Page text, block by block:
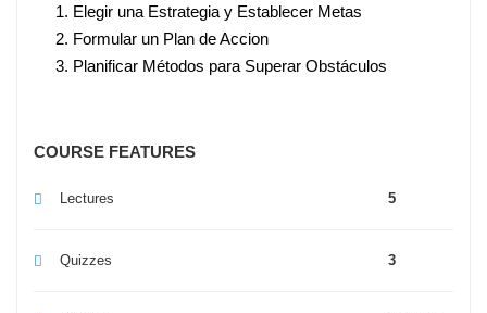
Elegir una Estrategia y Establecer Metas
Formular un Plan de Accion
Planificar Métodos para Superar Obstáculos
COURSE FEATURES
Lectures 5
Quizzes 3